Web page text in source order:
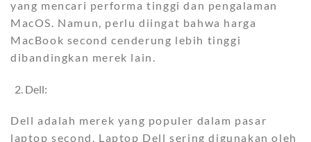
yang mencari performa tinggi dan pengalaman
MacOS. Namun, perlu diingat bahwa harga
MacBook second cenderung lebih tinggi
dibandingkan merek lain.
Dell:
Dell adalah merek yang populer dalam pasar
laptop second. Laptop Dell sering digunakan oleh